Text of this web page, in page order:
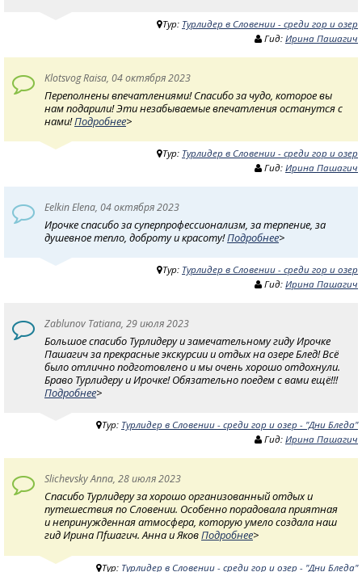
Тур: Турлидер в Словении - среди гор и озер
Гид: Ирина Пашагич
Klotsvog Raisa, 04 октября 2023
Переполнены впечатлениями! Спасибо за чудо, которое вы
нам подарили! Эти незабываемые впечатления останутся с
нами!Подробнее>
Тур: Турлидер в Словении - среди гор и озер
Гид: Ирина Пашагич
Eelkin Elena, 04 октября 2023
Ирочке спасибо за суперпрофессионализм, за терпение, за
душевное тепло, доброту и красоту!Подробнее>
Тур: Турлидер в Словении - среди гор и озер
Гид: Ирина Пашагич
Zablunov Tatiana, 29 июля 2023
Большое спасибо Турлидеру и замечательному гиду Ирочке
Пашагич за прекрасные экскурсии и отдых на озере Блед! Всё
было отлично подготовлено и мы очень хорошо отдохнули.
Браво Турлидеру и Ирочке! Обязательно поедем с вами ещё!!!
Подробнее>
Тур: Турлидер в Словении - среди гор и озер - "Дни Бледа"
Гид: Ирина Пашагич
Slichevsky Anna, 28 июля 2023
Спасибо Турлидеру за хорошо организованный отдых и
путешествия по Словении. Особенно порадовала приятная
и непринужденная атмосфера, которую умело создала наш
гид Ирина Пfшагич. Анна и ЯковПодробнее>
Тур: Турлидер в Словении - среди гор и озер - "Дни Бледа"